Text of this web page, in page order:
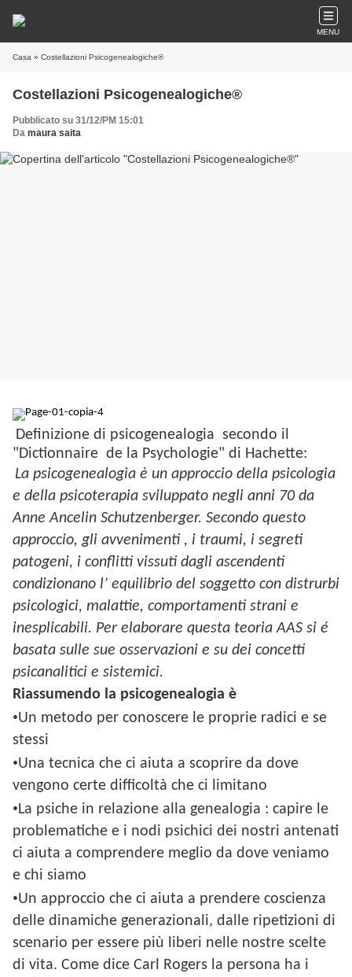
MENU
Casa » Costellazioni Psicogenealogiche®
Costellazioni Psicogenealogiche®
Pubblicato su 31/12/PM 15:01
Da maura saita
Definizione di psicogenealogia secondo il
"Dictionnaire de la Psychologie" di Hachette:
La psicogenealogia è un approccio della psicologia
e della psicoterapia sviluppato negli anni 70 da
Anne Ancelin Schutzenberger. Secondo questo
approccio, gli avvenimenti , i traumi, i segreti
patogeni, i conflitti vissuti dagli ascendenti
condizionano l’ equilibrio del soggetto con distrurbi
psicologici, malattie, comportamenti strani e
inesplicabili. Per elaborare questa teoria AAS si é
basata sulle sue osservazioni e su dei concetti
psicanalitici e sistemici.
Riassumendo la psicogenealogia è
•Un metodo per conoscere le proprie radici e se
stessi
•Una tecnica che ci aiuta a scoprire da dove
vengono certe difficoltà che ci limitano
• La psiche in relazione alla genealogia : capire le
problematiche e i nodi psichici dei nostri antenati
ci aiuta a comprendere meglio da dove veniamo
e chi siamo
•Un approccio che ci aiuta a prendere coscienza
delle dinamiche generazionali, dalle ripetizioni di
scenario per essere più liberi nelle nostre scelte
di vita. Come dice Carl Rogers la persona ha i